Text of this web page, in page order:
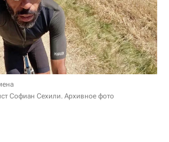
Софиан Сехили. Архивное фото